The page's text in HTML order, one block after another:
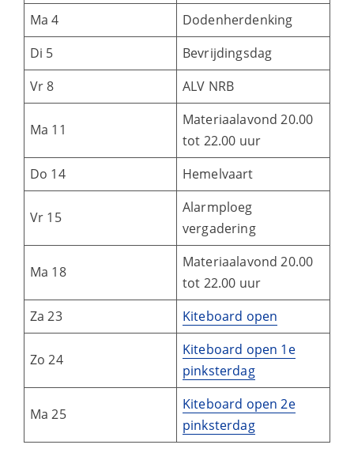
Ma 4
Dodenherdenking
Di 5
Bevrijdingsdag
Vr 8
ALV NRB
Ma 11
Materiaalavond 20.00
tot 22.00 uur
Do 14
Hemelvaart
Vr 15
Alarmploeg
vergadering
Ma 18
Materiaalavond 20.00
tot 22.00 uur
Za 23
Kiteboard open
Zo 24
Kiteboard open 1e
pinksterdag
Ma 25
Kiteboard open 2e
pinksterdag